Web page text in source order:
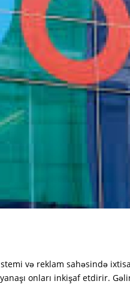
və reklam sahəsində
onları inkişaf etdirir.